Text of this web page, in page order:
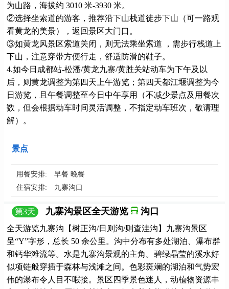
为山路，海拔约 3010 米-3930 米。
②选择坐索道的游客，推荐沿下山栈道徒步下山（可一路观
看黄龙的美景），返回景区大门口。
③如黄龙风景区索道关闭，则无法乘坐索道 ，需步行栈道上
下山，注意穿带方便行走，舒适防滑的鞋子。
4.如今日成都站-松潘/黄龙九寨/黄胜关站动车为下午及以
后，则黄龙调整为第四天上午游览；第四天都江堰调整为今
日游览，且午餐调整至今日中午享用（不减少景点及用餐次
数，但会根据动车时间灵活调整，不指定动车班次，敬请理
解）。
景点
用餐安排:
早餐 晚餐
住宿安排:
九寨沟口
第3天 九寨沟景区全天游览 沟口
全天游览九寨沟【树正沟/日则沟/则查洼沟】九寨沟景区
呈“Y”字形，总长 50 余公里。沟中分布有多处湖泊、瀑布群
和钙华滩流等。水是九寨沟景观的主角。碧绿晶莹的溪水好
似项链般穿插于森林与浅滩之间。色彩斑斓的湖泊和气势宏
伟的瀑布令人目不暇接。景区四季景色迷人，动植物资源丰